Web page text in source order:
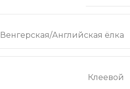
Венгерская/Английская ёлка
Клеевой